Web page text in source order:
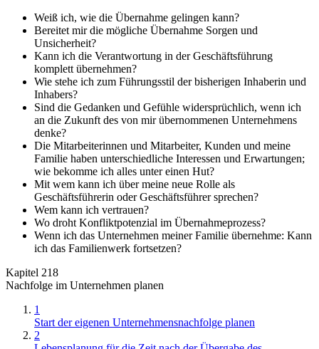
Weiß ich, wie die Übernahme gelingen kann?
Bereitet mir die mögliche Übernahme Sorgen und
Unsicherheit?
Kann ich die Verantwortung in der Geschäftsführung
komplett übernehmen?
Wie stehe ich zum Führungsstil der bisherigen Inhaberin und
Inhabers?
Sind die Gedanken und Gefühle widersprüchlich, wenn ich
an die Zukunft des von mir übernommenen Unternehmens
denke?
Die Mitarbeiterinnen und Mitarbeiter, Kunden und meine
Familie haben unterschiedliche Interessen und Erwartungen;
wie bekomme ich alles unter einen Hut?
Mit wem kann ich über meine neue Rolle als
Geschäftsführerin oder Geschäftsführer sprechen?
Wem kann ich vertrauen?
Wo droht Konfliktpotenzial im Übernahmeprozess?
Wenn ich das Unternehmen meiner Familie übernehme: Kann
ich das Familienwerk fortsetzen?
Kapitel 218
Nachfolge im Unternehmen planen
1
Start der eigenen Unternehmensnachfolge planen
2